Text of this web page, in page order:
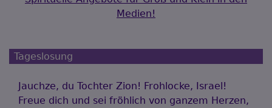
Medien!
Tageslosung
Jauchze, du Tochter Zion! Frohlocke, Israel!
Freue dich und sei fröhlich von ganzem Herzen,